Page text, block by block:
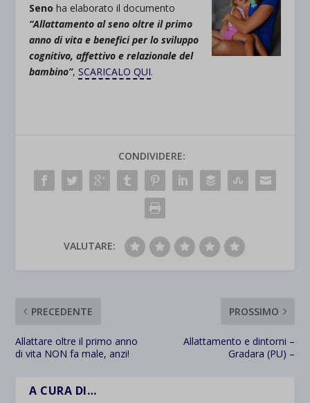
Seno ha elaborato il documento
“Allattamento al seno oltre il primo
anno di vita e benefici per lo sviluppo
cognitivo, affettivo e relazionale del
bambino”,SCARICALO QUI.
CONDIVIDERE:
VALUTARE:
PRECEDENTE
Allattare oltre il primo anno
di vita NON fa male, anzi!
PROSSIMO
Allattamento e dintorni –
Gradara (PU) –
A CURA DI…